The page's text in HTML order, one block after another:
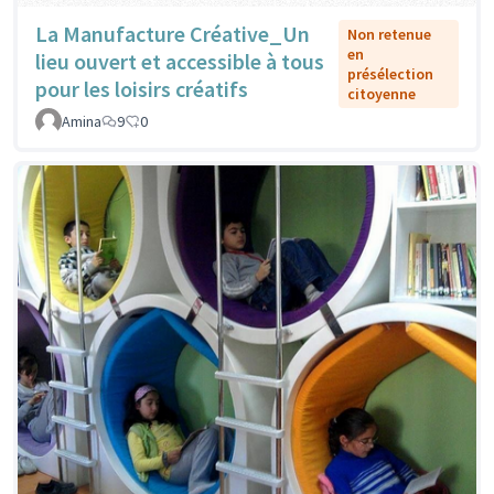
La Manufacture Créative_Un
lieu ouvert et accessible à tous
pour les loisirs créatifs
Non retenue
en
présélection
citoyenne
Amina
9 0